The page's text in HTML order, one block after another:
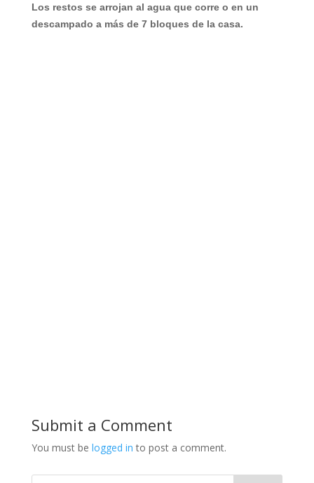
Los restos se arrojan al agua que corre o en un
descampado a más de 7 bloques de la casa.
Submit a Comment
You must be logged in to post a comment.